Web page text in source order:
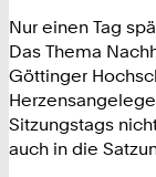
Nur einen Tag
Das Thema
Göttinger
Sitzungstags
auch in die